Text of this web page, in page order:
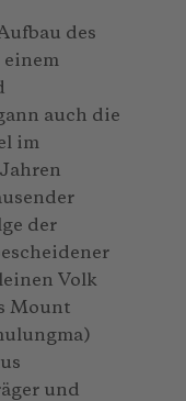
des
einem
auch die
im
der
Volk
Mount
und